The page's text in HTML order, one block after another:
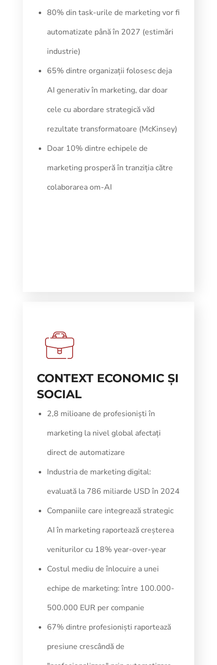
80% din task-urile de marketing vor fi
automatizate până în 2027 (estimări
industrie)
65% dintre organizații folosesc deja
AI generativ în marketing, dar doar
cele cu abordare strategică văd
rezultate transformatoare (McKinsey)
Doar 10% dintre echipele de
marketing prosperă în tranziția către
colaborarea om-AI
CONTEXT ECONOMIC ȘI
SOCIAL
2,8 milioane de profesioniști în
marketing la nivel global afectați
direct de automatizare
Industria de marketing digital:
evaluată la 786 miliarde USD în 2024
Companiile care integrează strategic
AI în marketing raportează creșterea
veniturilor cu 18% year-over-year
Costul mediu de înlocuire a unei
echipe de marketing: între 100.000-
500.000 EUR per companie
67% dintre profesioniști raportează
presiune crescândă de